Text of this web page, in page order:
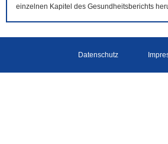
einzelnen Kapitel des Gesundheitsberichts
Datenschutz